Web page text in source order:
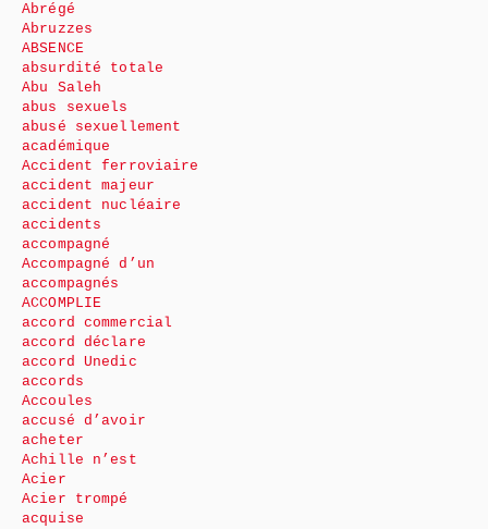
Abrégé
Abruzzes
ABSENCE
absurdité totale
Abu Saleh
abus sexuels
abusé sexuellement
académique
Accident ferroviaire
accident majeur
accident nucléaire
accidents
accompagné
Accompagné d’un
accompagnés
ACCOMPLIE
accord commercial
accord déclare
accord Unedic
accords
Accoules
accusé d’avoir
acheter
Achille n’est
Acier
Acier trompé
acquise